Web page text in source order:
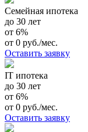
Семейная ипотека
до 30 лет
от 6%
от 0 руб./мес.
Оставить заявку
IT ипотека
до 30 лет
от 6%
от 0 руб./мес.
Оставить заявку